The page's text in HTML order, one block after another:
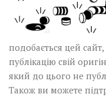
подобається цей
публікацію свій
який до цього не
Також ви можете